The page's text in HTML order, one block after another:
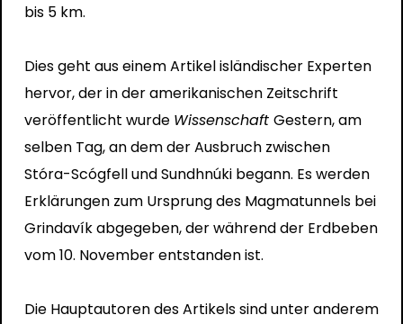
bis 5 km.
Dies geht aus einem Artikel isländischer Experten
hervor, der in der amerikanischen Zeitschrift
veröffentlicht wurde Wissenschaft Gestern, am
selben Tag, an dem der Ausbruch zwischen
Stóra-Scógfell und Sundhnúki begann. Es werden
Erklärungen zum Ursprung des Magmatunnels bei
Grindavík abgegeben, der während der Erdbeben
vom 10. November entstanden ist.
Die Hauptautoren des Artikels sind unter anderem